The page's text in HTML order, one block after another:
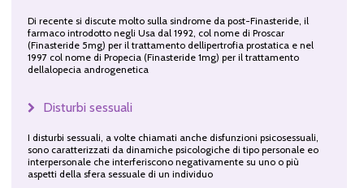
Di recente si discute molto sulla sindrome da post-Finasteride, il
farmaco introdotto negli Usa dal 1992, col nome di Proscar
(Finasteride 5mg) per il trattamento dellipertrofia prostatica e nel
1997 col nome di Propecia (Finasteride 1mg) per il trattamento
dellalopecia androgenetica
Disturbi sessuali
I disturbi sessuali, a volte chiamati anche disfunzioni psicosessuali,
sono caratterizzati da dinamiche psicologiche di tipo personale eo
interpersonale che interferiscono negativamente su uno o più
aspetti della sfera sessuale di un individuo